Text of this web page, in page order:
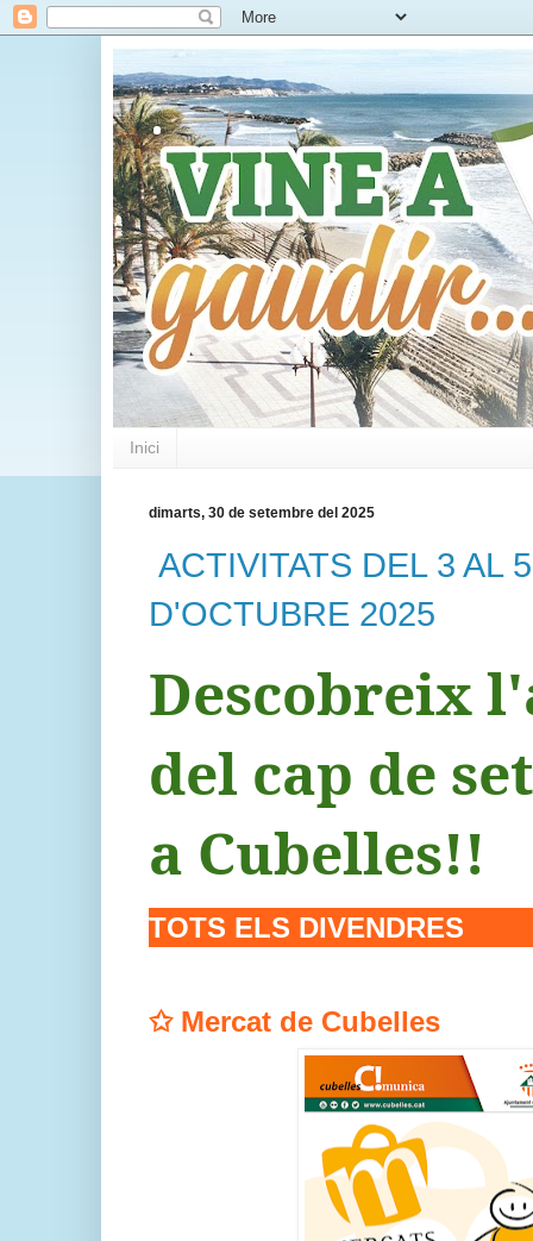
.
Inici
dimarts, 30 de setembre del 2025
ACTIVITATS DEL 3 AL 5
D'OCTUBRE 2025
Descobreix
del cap de
a Cubelles!!
TOTS ELS DIVENDRES
✩Mercat de Cubelles